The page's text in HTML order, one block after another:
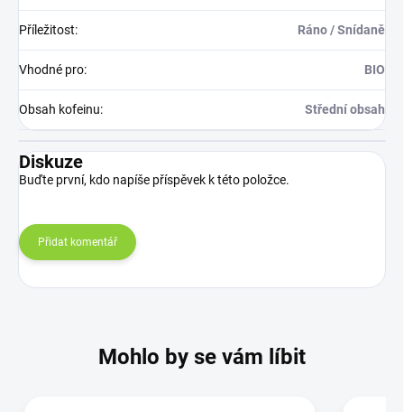
Příležitost: Ráno / Snídaně
Vhodné pro: BIO
Obsah kofeinu: Střední obsah
Diskuze
Buďte první, kdo napíše příspěvek k této položce.
Přidat komentář
Mohlo by se vám líbit